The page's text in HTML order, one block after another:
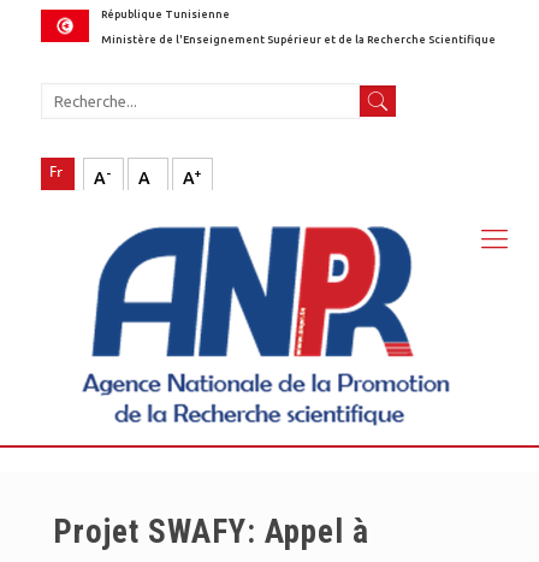
République Tunisienne
Ministère de l'Enseignement Supérieur et de la Recherche Scientifique
A- A A+
Projet SWAFY: Appel à